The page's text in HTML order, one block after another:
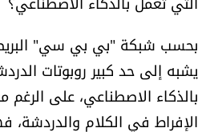
الصحافة الإسرائيلية
ثقافة وفنون
بحسب شبكة "بي بي سي"
يشبه إلى حد كبير روبوتات
بالذكاء الاصطناعي، على الرغم
الإفراط في الكلام